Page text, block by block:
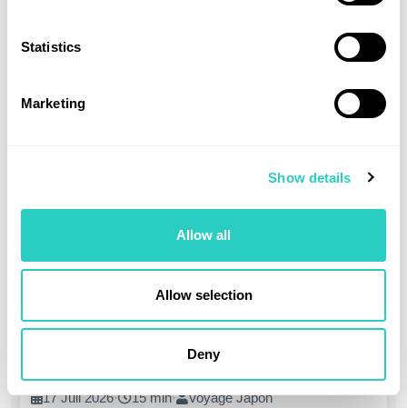
Statistics
Marketing
Show details
Allow all
Allow selection
Deny
Road trip estival Hokkaidō nord : Daisetsuzan,
Road trip péninsule d’Izu : onsen, criques et
routes panoramiques depuis Tokyo
17 Juil 2026· 15 min· Voyage Japon